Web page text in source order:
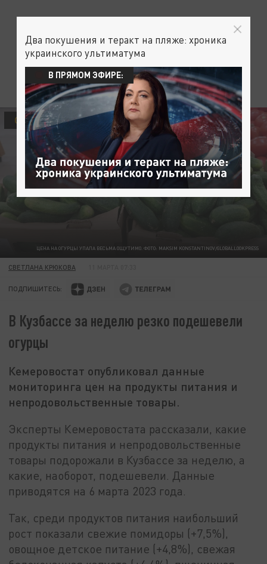
ЦЕНА НА ОГУРЦЫ УПАЛА ВЕСЬМА ОЩУТИМО. ФОТО: MAKSIM KONSTANTINOV/GLOBALLOOKPRESS
ОБЩЕСТВО
СВЕТЛАНА КРЮКОВА
ПОДПИШИТЕСЬ:
В Кузбассе за неделю резко подешевели
огурцы
Кемеровостат опубликовал данные
мониторинга цен на продукты питания и
непродовольственные товары.
Эксперты Кемеровостата рассказали, какие
продукты питания и непродовольственные
товары подорожали в Кузбассе за неделю, а
какие, наоборот, подешевели. Данные
приводятся на 6 марта 2023 года.
Так, среди продуктов питания наибольший
рост показали свежие помидоры (+7,5%),
овощное детское питание (+4,8%), свежая
Два покушения и теракт на пляже: хроника
украинского ультиматума
В ПРЯМОМ ЭФИРЕ: